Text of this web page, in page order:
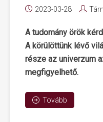
2023-03-28
A tudomány örök
A körülöttünk lévő
része az univerzum
megfigyelhető.
Tovább